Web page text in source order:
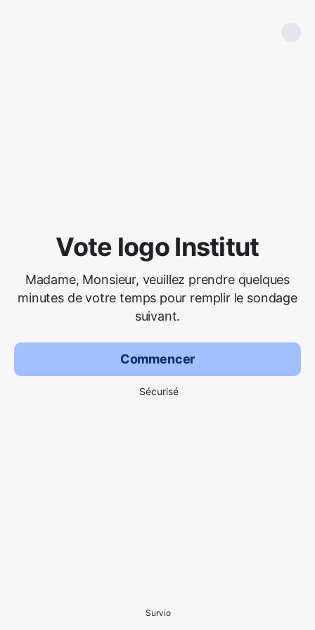
Vote logo Institut
Madame, Monsieur, veuillez prendre quelques
minutes de votre temps pour remplir le sondage
suivant.
Commencer
Sécurisé
Survio